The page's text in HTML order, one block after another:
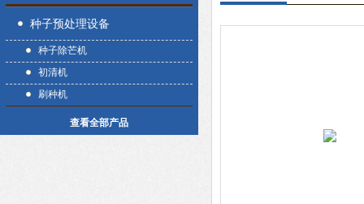
种子预处理设备
种子除芒机
初清机
刷种机
查看全部产品